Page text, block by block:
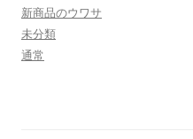
新商品のウワサ
未分類
通常